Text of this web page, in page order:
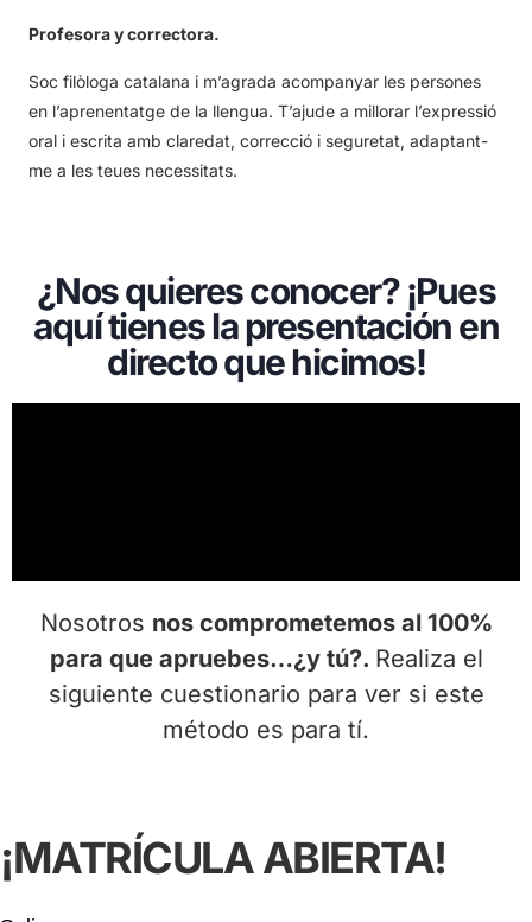
Profesora y correctora.
Soc filòloga catalana i m’agrada acompanyar les persones
en l’aprenentatge de la llengua. T’ajude a millorar l’expressió
oral i escrita amb claredat, correcció i seguretat, adaptant-
me a les teues necessitats.
¿Nos quieres conocer? ¡Pues
aquí tienes la presentación en
directo que hicimos!
Nosotros nos comprometemos al 100%
para que apruebes…¿y tú?. Realiza el
siguiente cuestionario para ver si este
método es para tí.
¡MATRÍCULA ABIERTA!